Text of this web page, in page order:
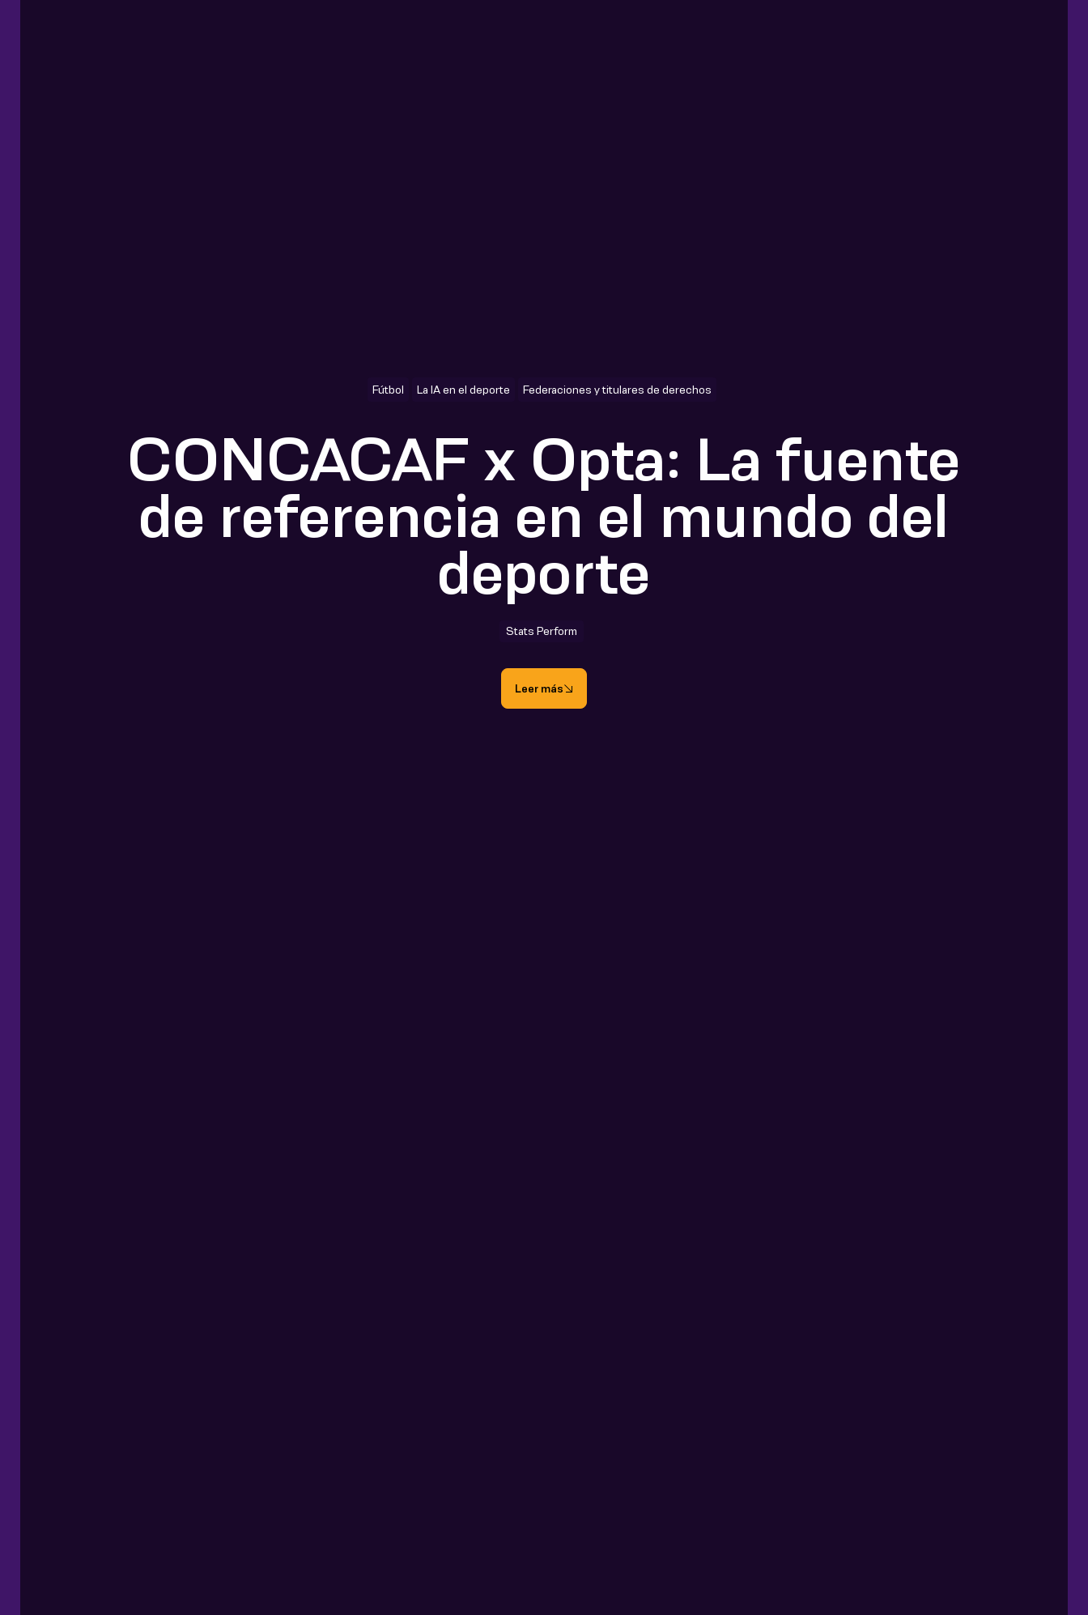
Fútbol La IA en el deporte Federaciones y titulares de derechos
CONCACAF x Opta: La fuente
de referencia en el mundo del
deporte
Stats Perform
Leer más